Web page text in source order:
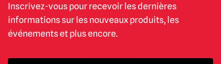
Inscrivez-vous pour recevoir les dernières
informations sur les nouveaux produits, les
événements et plus encore.